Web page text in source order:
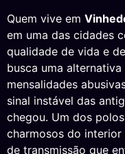
Quem vive em
em uma das cidades
qualidade de vida e
busca uma
mensalidades
sinal instável das
chegou. Um dos
charmosos do
de transmissão que